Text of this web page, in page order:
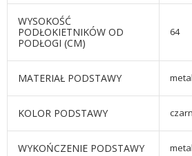
WYSOKOŚĆ
PODŁOKIETNIKÓW OD
PODŁOGI (CM)
64
MATERIAŁ PODSTAWY metal
KOLOR PODSTAWY
WYKOŃCZENIE PODSTAWY